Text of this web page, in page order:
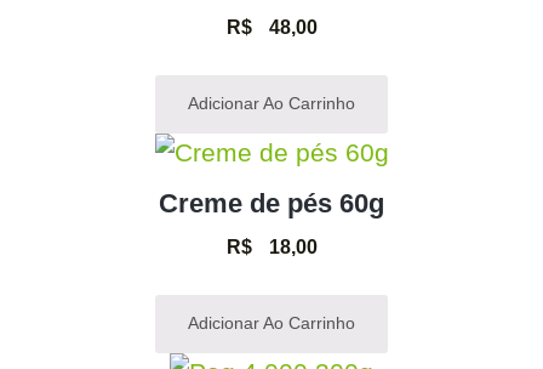
R$48,00
Adicionar Ao Carrinho
Creme de pés 60g
R$18,00
Adicionar Ao Carrinho